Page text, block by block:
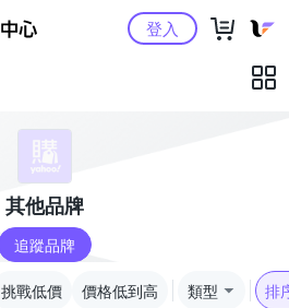
Yahoo購物中心登入
其他品牌
追蹤品牌
挑戰低價 價格低到高 類型 排